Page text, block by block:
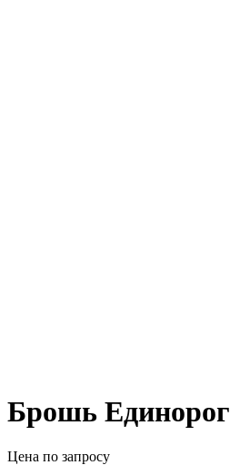
Брошь Единорог
Цена по запросу